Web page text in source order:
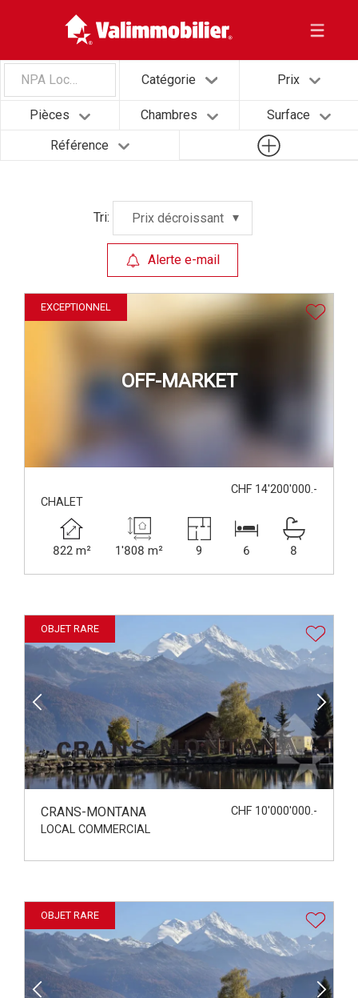
Catégorie
NPA Localité Prix
Pièces Chambres
Surface
Référence
Tri: Prix décroissant
Alerte e-mail
EXCEPTIONNEL
OFF-MARKET
CHF 14'200'000.-
CHALET
822 m² 1'808 m² 9 6 8
OBJET RARE
CRANS-MONTANA
CHF 10'000'000.-
LOCAL COMMERCIAL
OBJET RARE